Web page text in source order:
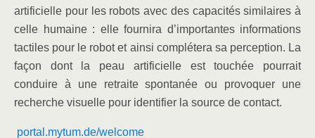
artificielle pour les robots avec des capacités similaires à
celle humaine : elle fournira d’importantes informations
tactiles pour le robot et ainsi complétera sa perception. La
façon dont la peau artificielle est touchée pourrait
conduire à une retraite spontanée ou provoquer une
recherche visuelle pour identifier la source de contact.
portal.mytum.de/welcome